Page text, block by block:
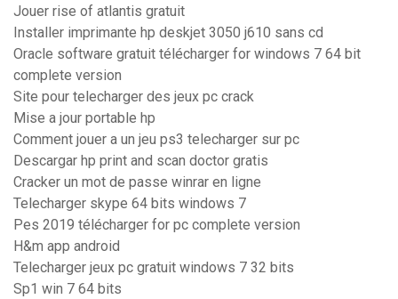
Jouer rise of atlantis gratuit
Installer imprimante hp deskjet 3050 j610 sans cd
Oracle software gratuit télécharger for windows 7 64 bit
complete version
Site pour telecharger des jeux pc crack
Mise a jour portable hp
Comment jouer a un jeu ps3 telecharger sur pc
Descargar hp print and scan doctor gratis
Cracker un mot de passe winrar en ligne
Telecharger skype 64 bits windows 7
Pes 2019 télécharger for pc complete version
H&m app android
Telecharger jeux pc gratuit windows 7 32 bits
Sp1 win 7 64 bits